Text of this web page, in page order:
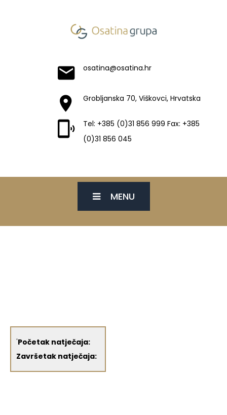
osatina@osatina.hr
Grobljanska 70, Viškovci, Hrvatska
Tel: +385 (0)31 856 999 Fax: +385
(0)31 856 045
MENU
'Početak natječaja:
Završetak natječaja: